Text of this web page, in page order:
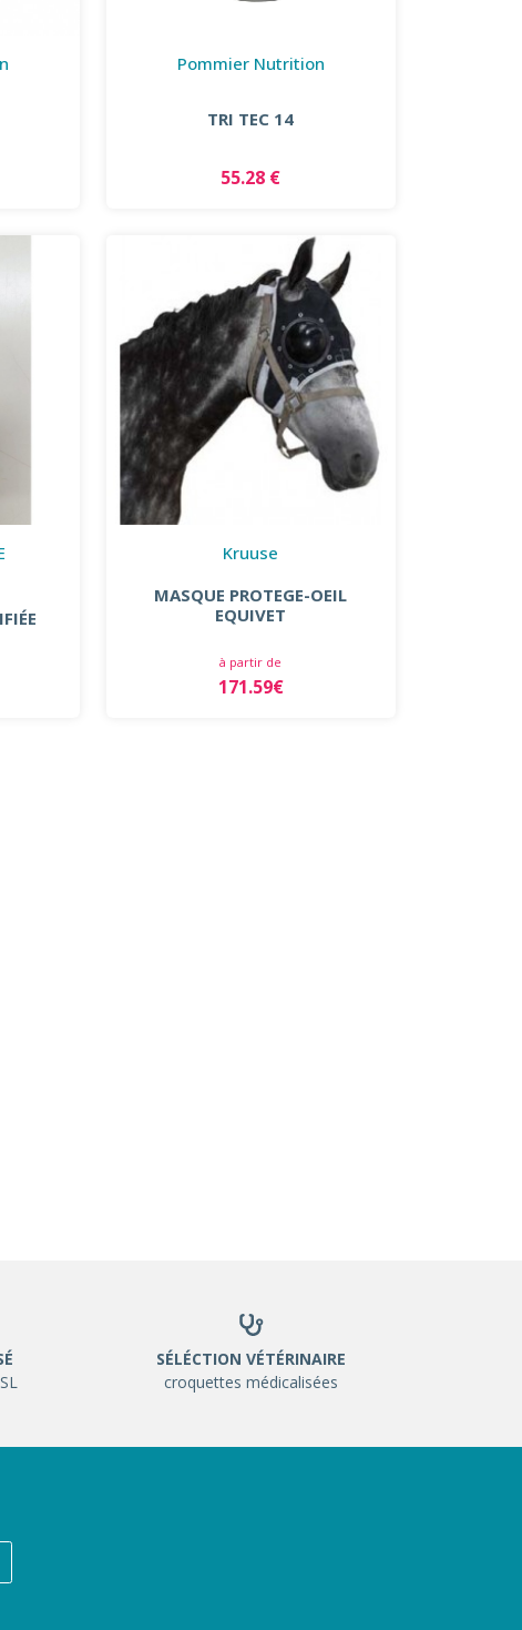
Pommier Nutrition
TRI TEC 14
55.28 €
Kruuse
MASQUE PROTEGE-OEIL
EQUIVET
à partir de
171.59€
SÉLÉCTION VÉTÉRINAIRE
croquettes médicalisées